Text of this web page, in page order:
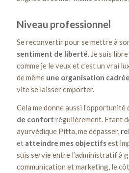
Niveau professionnel
Se reconvertir pour se mettre à
sentiment de liberté. Je suis
comme je le veux et c’est un vrai
de même une organisation
vite se laisser emporter.
Cela me donne aussi l’opportunité
de confort régulièrement. Etant
ayurvédique Pitta, me dépasser,
et atteindre mes objectifsest
suis servie entre l’administratif à
communication et marketing, le